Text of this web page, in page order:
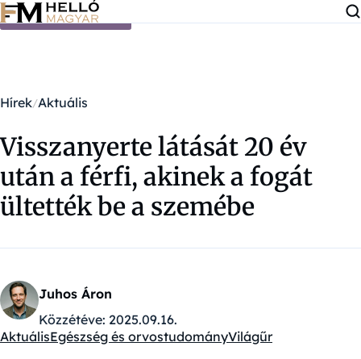
Ugrás a tartalomra
Hírek Aktuális
Visszanyerte látását 20 év
után a férfi, akinek a fogát
ültették be a szemébe
Juhos Áron
Közzétéve: 2025.09.16.
Kategóriák:
AktuálisEgészség és orvostudományVilágűr